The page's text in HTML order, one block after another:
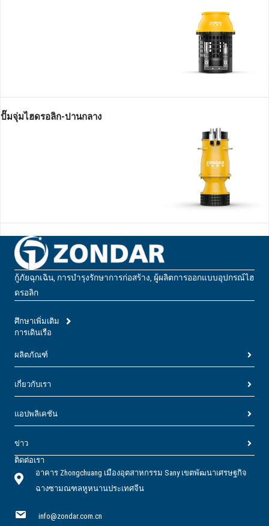
ปั๊มจุ่มไฮดรอลิก-ปานกลาง
กู้ภัยฉุกเฉิน, การบํารุงรักษาการก่อสร้าง, ผู้ผลิตการออกแบบอุปกรณ์ไฮ
ดรอลิก
ศึกษาเพิ่มเติม
การเดินเรือ
ผลิตภัณฑ์
เกี่ยวกับเรา
แอปพลิเคชัน
ข่าว
ติดต่อเรา
อาคาร Zhongchuang เมืองอุตสาหกรรม Sany เขตพัฒนาเศรษฐกิจ
ฉางซามณฑลหูหนานประเทศจีน
info@zondar.com.cn